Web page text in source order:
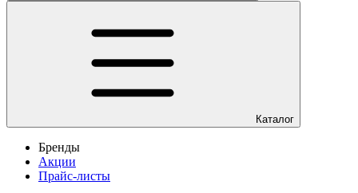
Каталог
Бренды
Акции
Прайс-листы